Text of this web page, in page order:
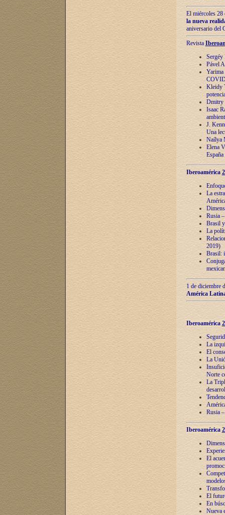
El miércoles 28
la nueva
aniversario del
Revista
Sergéy
Pável
Yarima
Kleidy
Dmitry
Isaac
J.
Una
Naílya
Elena
España
Iberoamérica
La
Rusia
Brasil
La
2019)
Brasil:
1 de diciembre
América
Iberoamérica
La
El
La
Norte
La
Rusia
Iberoamérica
El
El
En
Nueva